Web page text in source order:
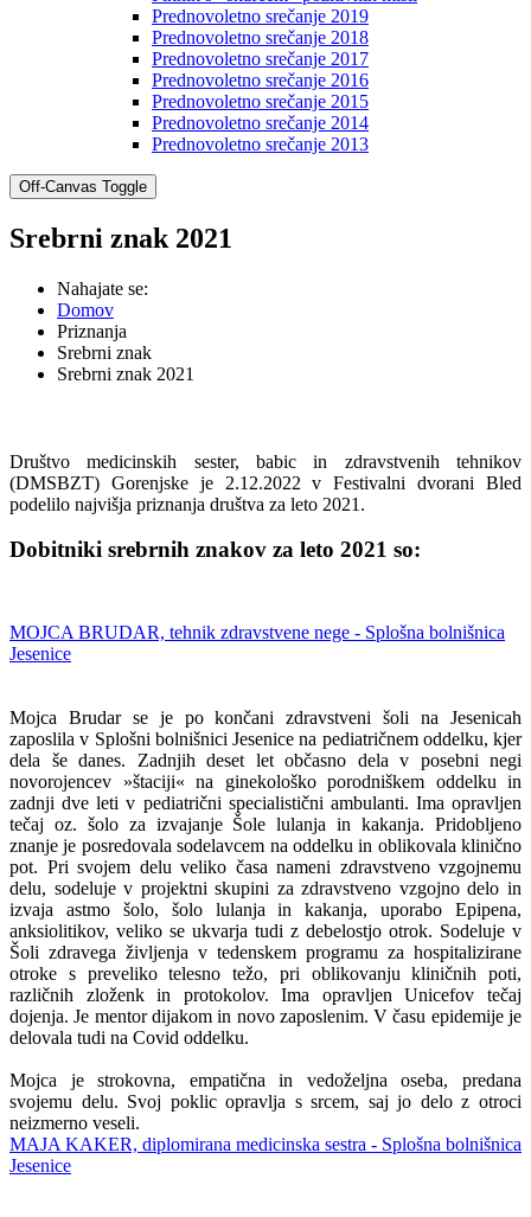
Prednovoletno srečanje 2019
Prednovoletno srečanje 2018
Prednovoletno srečanje 2017
Prednovoletno srečanje 2016
Prednovoletno srečanje 2015
Prednovoletno srečanje 2014
Prednovoletno srečanje 2013
Off-Canvas Toggle
Srebrni znak 2021
Nahajate se:
Domov
Priznanja
Srebrni znak
Srebrni znak 2021
Društvo medicinskih sester, babic in zdravstvenih tehnikov
(DMSBZT) Gorenjske je 2.12.2022 v Festivalni dvorani Bled
podelilo najvišja priznanja društva za leto 2021.
Dobitniki srebrnih znakov za leto 2021 so:
MOJCA BRUDAR, tehnik zdravstvene nege - Splošna bolnišnica
Jesenice
Mojca Brudar se je po končani zdravstveni šoli na Jesenicah
zaposlila v Splošni bolnišnici Jesenice na pediatričnem oddelku, kjer
dela še danes. Zadnjih deset let občasno dela v posebni negi
novorojencev »štaciji« na ginekološko porodniškem oddelku in
zadnji dve leti v pediatrični specialistični ambulanti. Ima opravljen
tečaj oz. šolo za izvajanje Šole lulanja in kakanja. Pridobljeno
znanje je posredovala sodelavcem na oddelku in oblikovala klinično
pot. Pri svojem delu veliko časa nameni zdravstveno vzgojnemu
delu, sodeluje v projektni skupini za zdravstveno vzgojno delo in
izvaja astmo šolo, šolo lulanja in kakanja, uporabo Epipena,
anksiolitikov, veliko se ukvarja tudi z debelostjo otrok. Sodeluje v
Šoli zdravega življenja v tedenskem programu za hospitalizirane
otroke s preveliko telesno težo, pri oblikovanju kliničnih poti,
različnih zloženk in protokolov. Ima opravljen Unicefov tečaj
dojenja. Je mentor dijakom in novo zaposlenim. V času epidemije je
delovala tudi na Covid oddelku.
Mojca je strokovna, empatična in vedoželjna oseba, predana
svojemu delu. Svoj poklic opravlja s srcem, saj jo delo z otroci
neizmerno veseli.
MAJA KAKER, diplomirana medicinska sestra - Splošna bolnišnica
Jesenice